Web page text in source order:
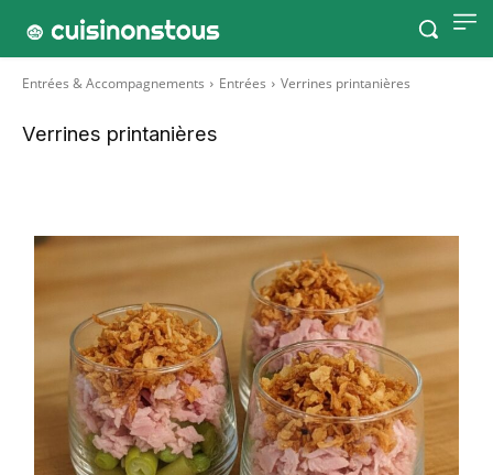
Entrées & Accompagnements Entrées Verrines printanières
Verrines printanières